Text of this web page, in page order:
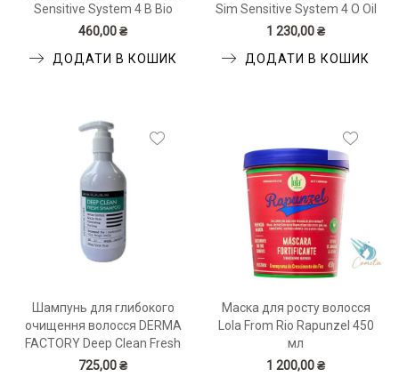
Sensitive System 4 B Bio
Botanical Shampoo 75 мл
460,00 ₴
ДОДАТИ В КОШИК
Sim Sensitive System 4 O Oil
Cure Scalp Treatment 150
1 230,00 ₴
ДОДАТИ В КОШИК
Шампунь для глибокого
очищення волосся DERMA
FACTORY Deep Clean Fresh
Shampoo 300 мл
725,00 ₴
Маска для росту волосся
Lola From Rio Rapunzel 450
мл
1 200,00 ₴